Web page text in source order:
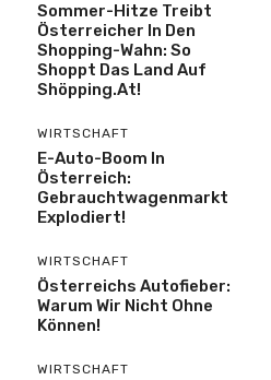
Sommer-Hitze Treibt
Österreicher In Den
Shopping-Wahn: So
Shoppt Das Land Auf
Shöpping.at!
WIRTSCHAFT
E-Auto-Boom In
Österreich:
Gebrauchtwagenmarkt
Explodiert!
WIRTSCHAFT
Österreichs Autofieber:
Warum Wir Nicht Ohne
Können!
WIRTSCHAFT